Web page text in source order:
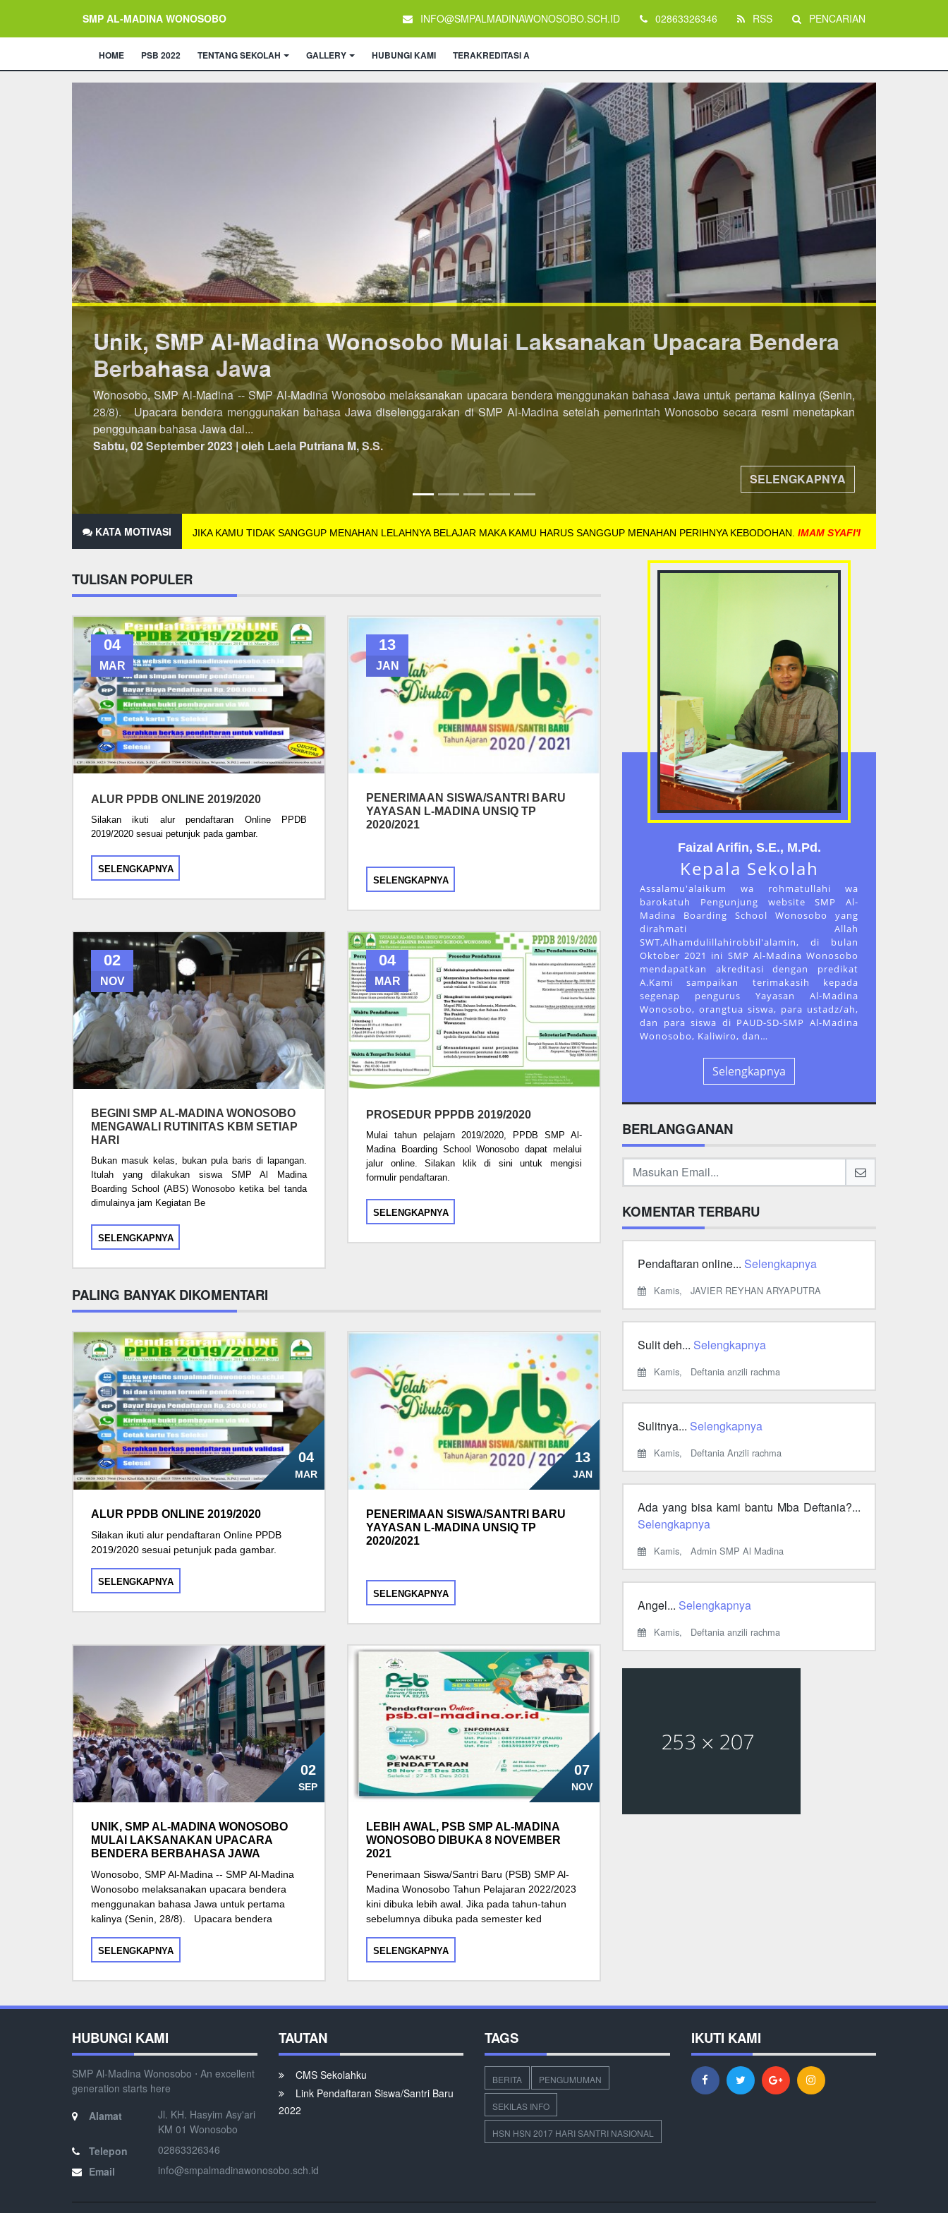
SMP AL-MADINA WONOSOBO INFO@SMPALMADINAWONOSOBO.SCH.ID 02863326346 RSS PENCARIAN
HOME PSB 2022 TENTANG SEKOLAH GALLERY HUBUNGI KAMI TERAKREDITASI A
Lebih Awal, PSB SMP AL-Madina Wonosobo dibuka 8 November 2021
Penerimaan Siswa/Santri Baru (PSB) SMP Al-Madina Wonosobo Tahun Pelajaran 2022/2023 kini dibuka lebih awal. Jika pada tahun-tahun sebelumnya
dibuka pada semester kedua, maka untuk PSB Tahun Pelajaran 2022/2023 dibuka di semester pertama. Pendaftaran dibuka mulai tanggal 8 November
2021 hingga 25 Des...
Minggu, 07 November 2021 | oleh Laela Putriana M, S.S.
SELENGKAPNYA
KATA MOTIVASI JIKA KAMU TIDAK SANGGUP MENAHAN LELAHNYA BELAJAR MAKA KAMU HARUS SANGGUP MENAHAN PERIHNYA KEBODOHAN. IMAM SYAFI'I
TULISAN POPULER
04
MAR
ALUR PPDB ONLINE 2019/2020
Silakan ikuti alur pendaftaran Online PPDB
2019/2020 sesuai petunjuk pada gambar.
SELENGKAPNYA
13
JAN
PENERIMAAN SISWA/SANTRI BARU
YAYASAN L-MADINA UNSIQ TP
2020/2021
SELENGKAPNYA
02
NOV
BEGINI SMP AL-MADINA WONOSOBO
MENGAWALI RUTINITAS KBM SETIAP
HARI
Bukan masuk kelas, bukan pula baris di lapangan.
Itulah yang dilakukan siswa SMP Al Madina
Boarding School (ABS) Wonosobo ketika bel tanda
dimulainya jam Kegiatan Be
SELENGKAPNYA
04
MAR
PROSEDUR PPPDB 2019/2020
Mulai tahun pelajarn 2019/2020, PPDB SMP Al-
Madina Boarding School Wonosobo dapat melalui
jalur online. Silakan klik di sini untuk mengisi
formulir pendaftaran.
SELENGKAPNYA
PALING BANYAK DIKOMENTARI
04
MAR
ALUR PPDB ONLINE 2019/2020
Silakan ikuti alur pendaftaran Online PPDB
2019/2020 sesuai petunjuk pada gambar.
SELENGKAPNYA
13
JAN
PENERIMAAN SISWA/SANTRI BARU
YAYASAN L-MADINA UNSIQ TP
2020/2021
SELENGKAPNYA
02
SEP
UNIK, SMP AL-MADINA WONOSOBO
MULAI LAKSANAKAN UPACARA
BENDERA BERBAHASA JAWA
Wonosobo, SMP Al-Madina -- SMP Al-Madina
Wonosobo melaksanakan upacara bendera
menggunakan bahasa Jawa untuk pertama
kalinya (Senin, 28/8). Upacara bendera
SELENGKAPNYA
07
NOV
LEBIH AWAL, PSB SMP AL-MADINA
WONOSOBO DIBUKA 8 NOVEMBER
2021
Penerimaan Siswa/Santri Baru (PSB) SMP Al-
Madina Wonosobo Tahun Pelajaran 2022/2023
kini dibuka lebih awal. Jika pada tahun-tahun
sebelumnya dibuka pada semester ked
SELENGKAPNYA
Faizal Arifin, S.E., M.Pd.
Kepala Sekolah
Assalamu'alaikum wa rohmatullahi wa
barokatuh Pengunjung website SMP Al-
Madina Boarding School Wonosobo yang
dirahmati Allah
SWT,Alhamdulillahirobbil'alamin, di bulan
Oktober 2021 ini SMP Al-Madina Wonosobo
mendapatkan akreditasi dengan predikat
A.Kami sampaikan terimakasih kepada
segenap pengurus Yayasan Al-Madina
Wonosobo, orangtua siswa, para ustadz/ah,
dan para siswa di PAUD-SD-SMP Al-Madina
Wonosobo, Kaliwiro, dan…
Selengkapnya
BERLANGGANAN
KOMENTAR TERBARU
Pendaftaran online... Selengkapnya
Kamis, JAVIER REYHAN ARYAPUTRA
Sulit deh... Selengkapnya
Kamis, Deftania anzili rachma
Sulitnya... Selengkapnya
Kamis, Deftania Anzili rachma
Ada yang bisa kami bantu Mba Deftania?...
Selengkapnya
Kamis, Admin SMP Al Madina
Angel... Selengkapnya
Kamis, Deftania anzili rachma
HUBUNGI KAMI
SMP Al-Madina Wonosobo ⋅ An excellent
generation starts here
Alamat
Jl. KH. Hasyim Asy'ari
KM 01 Wonosobo
Telepon
02863326346
Email
info@smpalmadinawonosobo.sch.id
TAUTAN
CMS Sekolahku
Link Pendaftaran Siswa/Santri Baru
2022
TAGS
BERITA PENGUMUMAN
SEKILAS INFO
HSN HSN 2017 HARI SANTRI NASIONAL
IKUTI KAMI